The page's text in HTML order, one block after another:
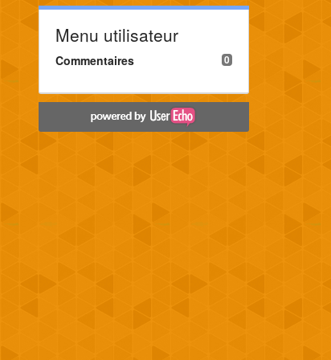
Menu utilisateur
0
Commentaires